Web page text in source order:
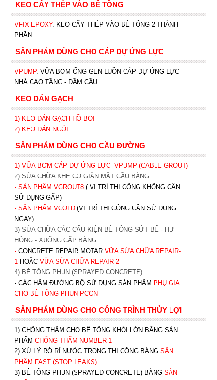
KEO CẤY THÉP VÀO BÊ TÔNG
VFIX EPOXY. KEO CẤY THÉP VÀO BÊ TÔNG 2 THÀNH
PHẦN
SẢN PHẨM DÙNG CHO CÁP DỰ ỨNG LỰC
VPUMP. VỮA BƠM ỐNG GEN LUỒN CÁP DỰ ỨNG LỰC
NHÀ CAO TẦNG - DẦM CẦU
KEO DÁN GẠCH
1) KEO DÁN GẠCH HỒ BƠI
2) KEO DÁN NGÓI
SẢN PHẨM DÙNG CHO CẦU ĐƯỜNG
1) VỮA BƠM CÁP DỰ ỨNG LỰC VPUMP (CABLE GROUT)
2) SỬA CHỮA KHE CO GIÃN MẶT CẦU BẰNG
- SẢN PHẨM VGROUT8 ( VỊ TRÍ THI CÔNG KHÔNG CẦN
SỬ DỤNG GẤP)
- SẢN PHẨM VCOLD (VỊ TRÍ THI CÔNG CẦN SỬ DỤNG
NGAY)
3) SỬA CHỮA CÁC CẤU KIỆN BÊ TÔNG SỨT BỂ - HƯ
HỎNG - XUỐNG CẤP BẰNG
- CONCRETE REPAIR MOTAR VỮA SỬA CHỮA REPAIR-
1 HOẶC VỮA SỬA CHỮA REPAIR-2
4) BÊ TÔNG PHUN (SPRAYED CONCRETE)
- CÁC HẦM ĐƯỜNG BỘ SỬ DỤNG SẢN PHẨM PHỤ GIA
CHO BÊ TÔNG PHUN PCON
SẢN PHẨM DÙNG CHO CÔNG TRÌNH THỦY LỢI
1) CHỐNG THẤM CHO BÊ TÔNG KHỐI LỚN BẰNG SẢN
PHẨM CHỐNG THẤM NUMBER-1
2) XỬ LÝ RÒ RỈ NƯỚC TRONG THI CÔNG BẰNG SẢN
PHẨM FAST (STOP LEAKS)
3) BÊ TÔNG PHUN (SPRAYED CONCRETE) BẰNG SẢN